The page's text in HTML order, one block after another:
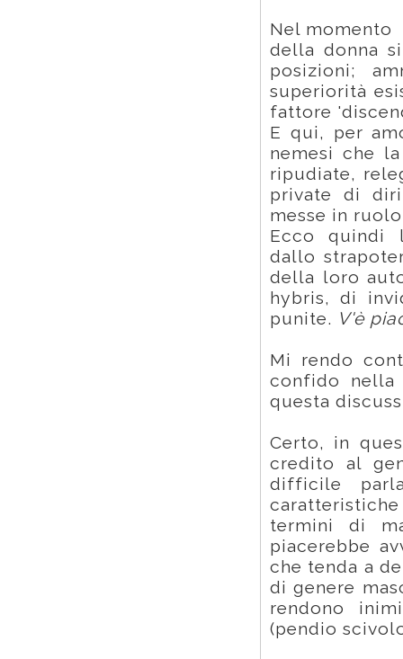
Nel momento
della donna
posizioni;
superiorità
fattore
E qui, per
nemesi che
ripudiate,
private di
messe in
Ecco quindi
dallo
della loro
hybris, di
punite. V'è
Mi rendo
confido nella
questa
Certo, in
credito al
difficile
termini di
piacerebbe
che tenda a
di genere
rendono
(pendio